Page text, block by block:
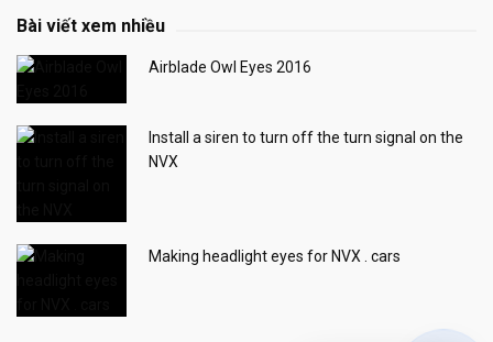
Bài viết xem nhiều
Airblade Owl Eyes 2016
Install a siren to turn off the turn signal on the
NVX
Making headlight eyes for NVX . cars